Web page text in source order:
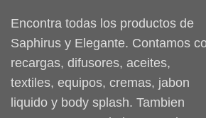
Encontra todas los productos de
Saphirus y Elegante. Contamos
recargas, difusores, aceites,
textiles, equipos, cremas, jabon
liquido y body splash. Tambien